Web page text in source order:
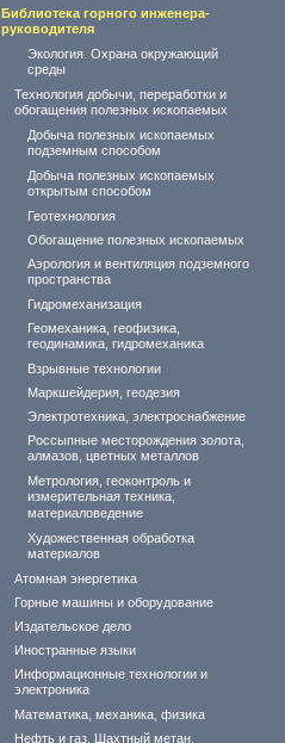
Библиотека горного инженера-
руководителя
Экология. Охрана окружающий
среды
Технология добычи, переработки и
обогащения полезных ископаемых
Добыча полезных ископаемых
подземным способом
Добыча полезных ископаемых
открытым способом
Геотехнология
Обогащение полезных ископаемых
Аэрология и вентиляция подземного
пространства
Гидромеханизация
Геомеханика, геофизика,
геодинамика, гидромеханика
Взрывные технологии
Маркшейдерия, геодезия
Электротехника, электроснабжение
Россыпные месторождения золота,
алмазов, цветных металлов
Метрология, геоконтроль и
измерительная техника,
материаловедение
Художественная обработка
материалов
Атомная энергетика
Горные машины и оборудование
Издательское дело
Иностранные языки
Информационные технологии и
электроника
Математика, механика, физика
Нефть и газ. Шахтный метан.